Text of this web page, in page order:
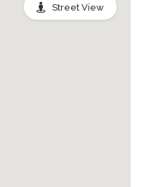
Street View